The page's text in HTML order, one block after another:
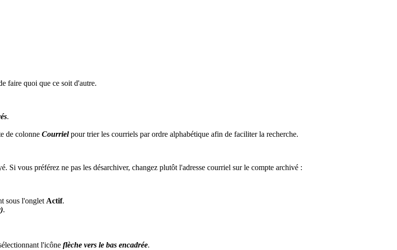
faire quoi que ce soit d'autre.
.
de colonne Courrielpour trier les courriels par ordre alphabétique afin de faciliter la recherche.
Si vous préférez ne pas les désarchiver, changez plutôt l'adresse courriel sur le compte archivé :
sous l'onglet Actif.
.
l'icône flèche vers le bas encadrée.